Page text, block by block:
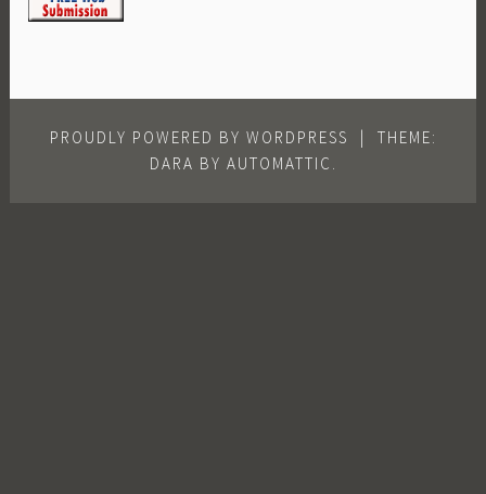
PROUDLY POWERED BY WORDPRESS
THEME:
DARA BY AUTOMATTIC .